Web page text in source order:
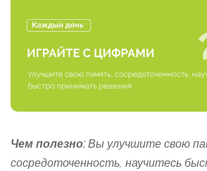
Чем полезно:Вы улучшите свою
сосредоточенность, научитесь